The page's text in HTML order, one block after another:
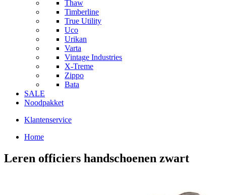
Thaw
Timberline
True Utility
Uco
Urikan
Varta
Vintage Industries
X-Treme
Zippo
Bata
SALE
Noodpakket
Klantenservice
Home
Leren officiers handschoenen zwart